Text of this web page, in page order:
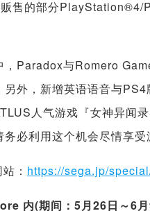
售的部分
Paradox与Romero
另外，新增英语语音与
人气游戏『女神异闻
必利用这个机会尽情享受
： https://sega.jp/
内(期间：5月26日～6